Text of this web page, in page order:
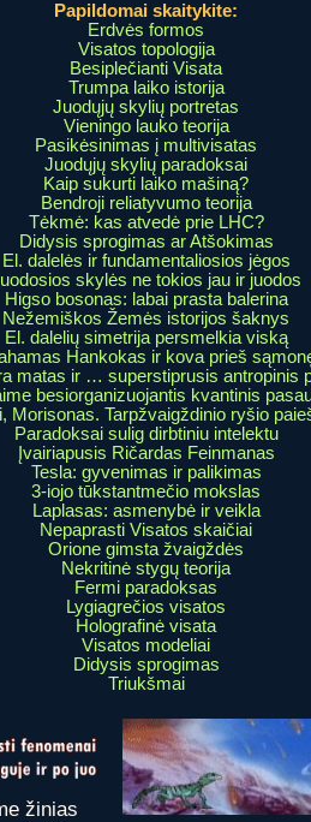
Papildomai skaitykite:
Erdvės formos
Visatos topologija
Besiplečianti Visata
Trumpa laiko istorija
Juodųjų skylių portretas
Vieningo lauko teorija
Pasikėsinimas į multivisatas
Juodųjų skylių paradoksai
Kaip sukurti laiko mašiną?
Bendroji reliatyvumo teorija
Tėkmė: kas atvedė prie LHC?
Didysis sprogimas ar Atšokimas
El. dalelės ir fundamentaliosios jėgos
skylės ne tokios jau ir juodos
Higso bosonas: labai prasta balerina
Nežemiškos Žemės istorijos šaknys
El. dalelių simetrija persmelkia viską
Hankokas ir kova prieš
matas ir … superstiprusis antropinis
besiorganizuojantis kvantinis
Morisonas. Tarpžvaigždinio ryšio
Paradoksai sulig dirbtiniu intelektu
Įvairiapusis Ričardas Feinmanas
Tesla: gyvenimas ir palikimas
3-iojo tūkstantmečio mokslas
Laplasas: asmenybė ir veikla
Nepaprasti Visatos skaičiai
Orione gimsta žvaigždės
Nekritinė stygų teorija
Fermi paradoksas
Lygiagrečios visatos
Holografinė visata
Visatos modeliai
Didysis sprogimas
Triukšmai
žinias